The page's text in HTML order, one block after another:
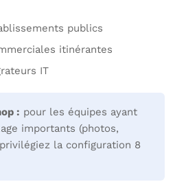
publics
itinérantes
IT
: pour les équipes ayant
importants (photos,
la configuration 8